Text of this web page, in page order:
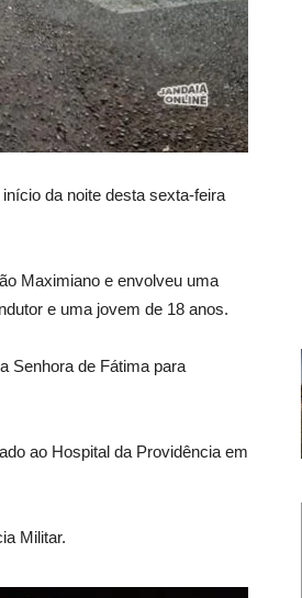
da noite desta sexta-feira
Maximiano e envolveu uma
e uma jovem de 18 anos.
Senhora de Fátima para
ao Hospital da Providência em
Militar.